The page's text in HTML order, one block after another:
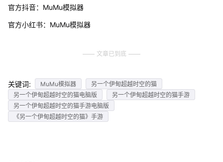
官方抖音：MuMu模拟器
官方小红书：MuMu模拟器
文章已到底
关键词: MuMu模拟器
另一个伊甸超越时空的猫
另一个伊甸超越时空的猫电脑版
另一个伊甸超越时空的猫手游
另一个伊甸超越时空的猫手游电脑版
《另一个伊甸超越时空的猫》手游